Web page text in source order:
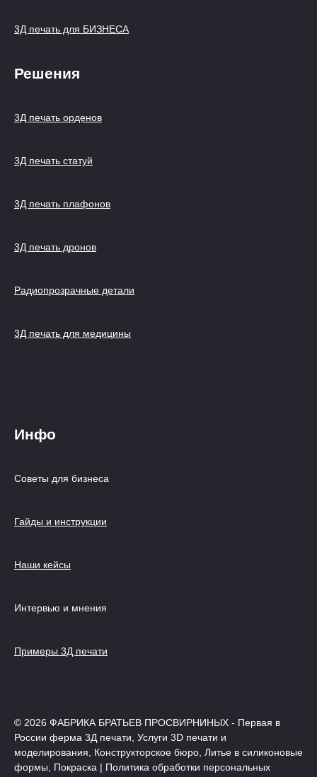
3Д печать для БИЗНЕСА
Решения
3Д печать орденов
3Д печать статуй
3Д печать плафонов
3Д печать дронов
Радиопрозрачные детали
3Д печать для медицины
Инфо
Советы для бизнеса
Гайды и инструкции
Наши кейсы
Интервью и мнения
Примеры 3Д печати
© 2026 ФАБРИКА БРАТЬЕВ ПРОСВИРНИНЫХ - Первая в
России ферма 3Д печати, Услуги 3D печати и
моделирования, Конструкторское бюро, Литье в силиконовые
формы, Покраска | Политика обработки персональных